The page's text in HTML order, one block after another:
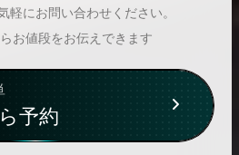
軽にお問い合わせください。
お値段をお伝えできます
予約